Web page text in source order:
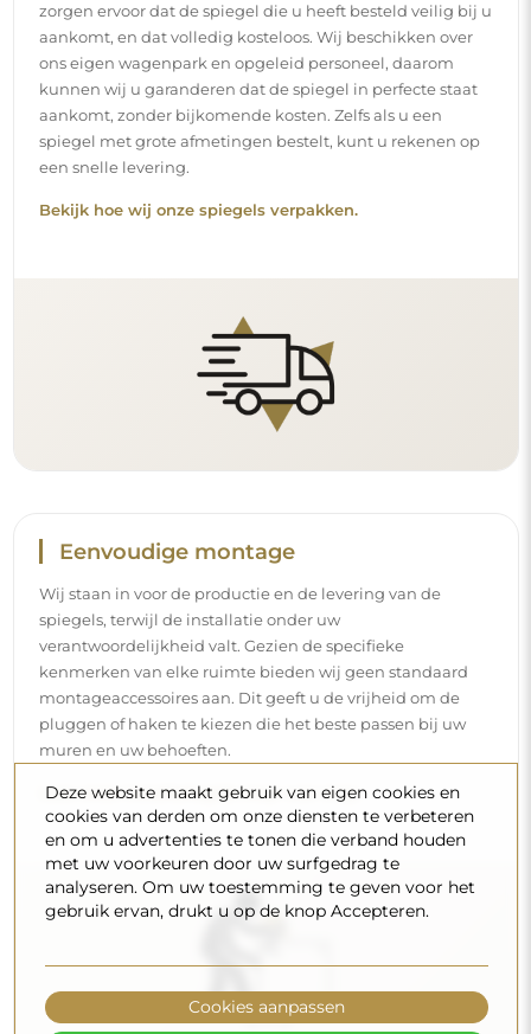
Eenvoudige montage
Wij staan in voor de productie en de levering van de
spiegels, terwijl de installatie onder uw
verantwoordelijkheid valt. Gezien de specifieke
kenmerken van elke ruimte bieden wij geen standaard
montageaccessoires aan. Dit geeft u de vrijheid om de
pluggen of haken te kiezen die het beste passen bij uw
Reiniging en onderhoud
Om een optimale glans te behouden, volstaat een
microvezeldoek en warm water. Als u kiest voor specifieke
producten, zorg er dan voor dat ze een neutrale pH
hebben (rond de 7). Vermijd krachtige reinigingsmiddelen
die azijn, ammoniak of sterke zuren bevatten – zo bewaart
u een mooie weerspiegeling gedurende vele jaren.
Wilt u meer weten?
Lees meer tips op onze blog.
Deze website maakt gebruik van eigen cookies en
cookies van derden om onze diensten te verbeteren
en om u advertenties te tonen die verband houden
met uw voorkeuren door uw surfgedrag te
analyseren. Om uw toestemming te geven voor het
gebruik ervan, drukt u op de knop Accepteren.
Cookies aanpassen